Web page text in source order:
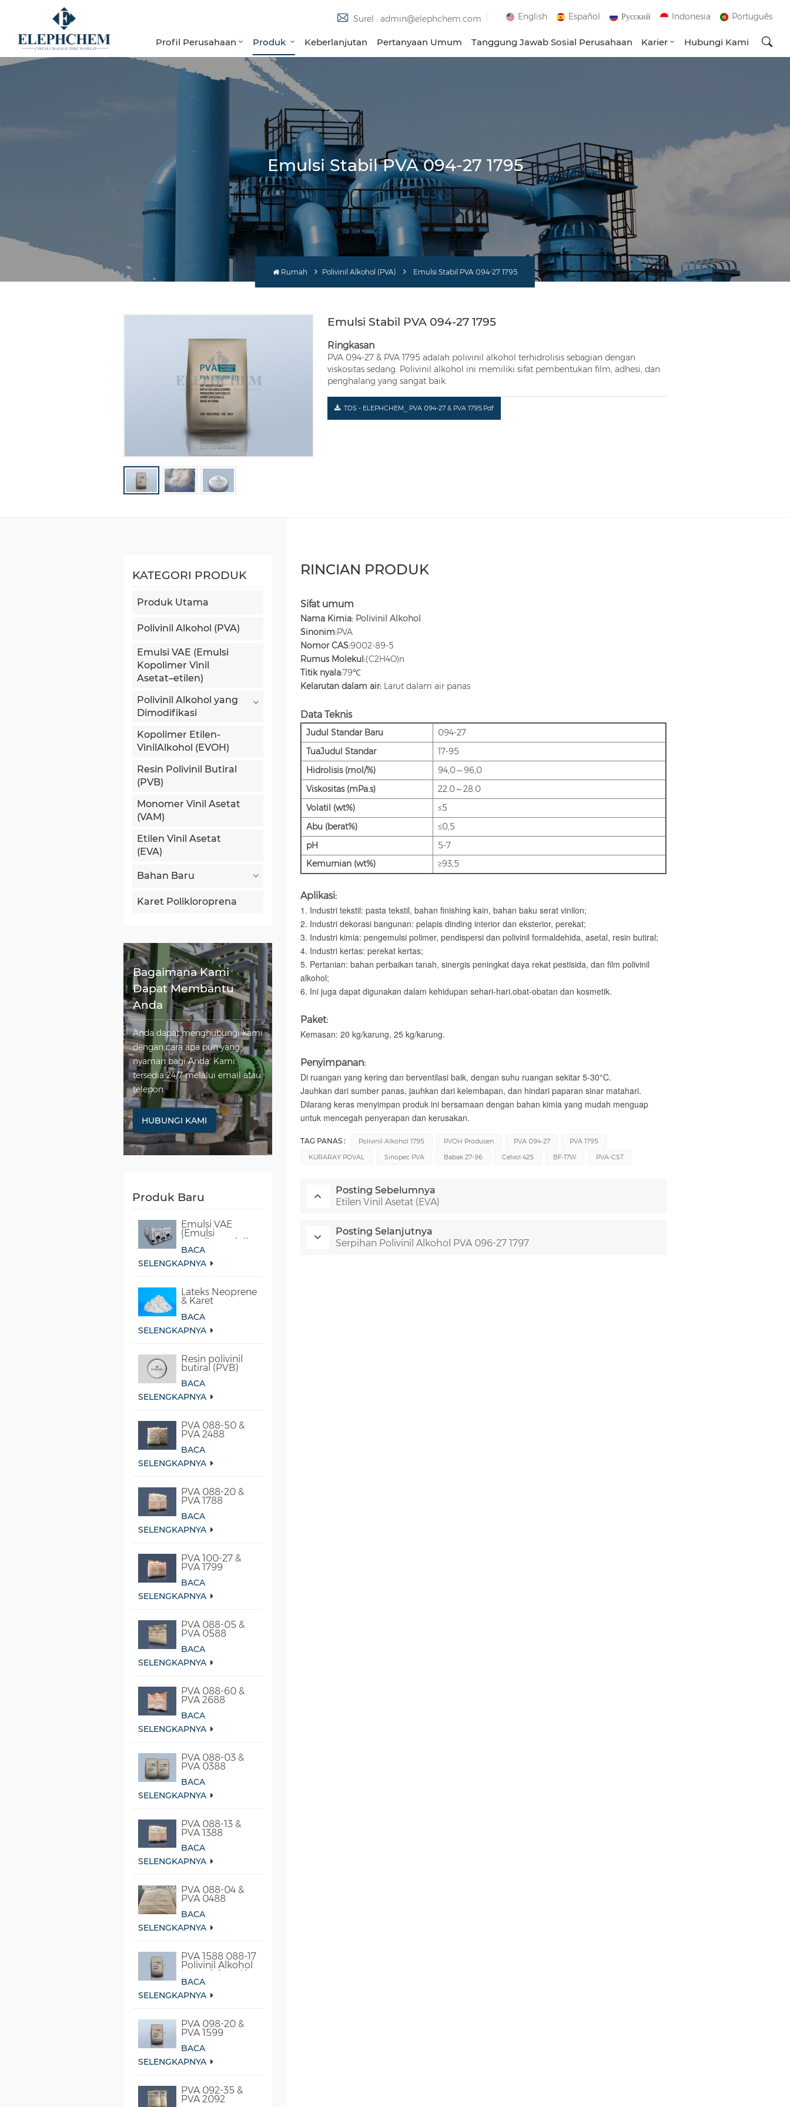
Surel : admin@elephchem.com English Español Русский Indonesia Português
Profil Perusahaan Produk Keberlanjutan Pertanyaan Umum Tanggung Jawab Sosial Perusahaan Karier Hubungi Kami
Emulsi Stabil PVA 094-27 1795
Rumah Polivinil Alkohol (PVA) Emulsi Stabil PVA 094-27 1795
Emulsi Stabil PVA 094-27 1795
Ringkasan
PVA 094-27 & PVA 1795 adalah polivinil alkohol terhidrolisis sebagian dengan
viskositas sedang. Polivinil alkohol ini memiliki sifat pembentukan film, adhesi, dan
penghalang yang sangat baik.
TDS - ELEPHCHEM_ PVA 094-27 & PVA 1795.pdf
KATEGORI PRODUK
Produk Utama
Polivinil Alkohol (PVA)
Emulsi VAE (Emulsi
Kopolimer Vinil
Asetat–etilen)
Polivinil Alkohol yang
Dimodifikasi
Kopolimer Etilen-
VinilAlkohol (EVOH)
Resin Polivinil Butiral
(PVB)
Monomer Vinil Asetat
(VAM)
Etilen Vinil Asetat
(EVA)
Bahan Baru
Karet Polikloroprena
Bagaimana Kami
Dapat Membantu
Anda
Anda dapat menghubungi kami
dengan cara apa pun yang
nyaman bagi Anda. Kami
tersedia 24/7 melalui email atau
telepon.
HUBUNGI KAMI
Produk Baru
Emulsi VAE
(Emulsi
kopolimer vinil
asetat-etilena)
BACA
SELENGKAPNYA
Lateks Neoprene
& Karet
kloroprena
Sintetis
BACA
SELENGKAPNYA
Resin polivinil
butiral (PVB)
BACA
SELENGKAPNYA
PVA 088-50 &
PVA 2488
BACA
SELENGKAPNYA
PVA 088-20 &
PVA 1788
BACA
SELENGKAPNYA
PVA 100-27 &
PVA 1799
BACA
SELENGKAPNYA
PVA 088-05 &
PVA 0588
BACA
SELENGKAPNYA
PVA 088-60 &
PVA 2688
BACA
SELENGKAPNYA
PVA 088-03 &
PVA 0388
BACA
SELENGKAPNYA
PVA 088-13 &
PVA 1388
BACA
SELENGKAPNYA
PVA 088-04 &
PVA 0488
BACA
SELENGKAPNYA
PVA 1588 088-17
Polivinil Alkohol
Larut dalam Air
Dingin
BACA
SELENGKAPNYA
PVA 098-20 &
PVA 1599
BACA
SELENGKAPNYA
PVA 092-35 &
PVA 2092
RINCIAN PRODUK
Sifat umum
Nama Kimia: Polivinil Alkohol
Sinonim:PVA
Nomor CAS:9002-89-5
Rumus Molekul:(C2H4O)n
Titik nyala:79℃
Kelarutan dalam air:Larut dalam air panas
Data Teknis
Judul Standar Baru
094-27
TuaJudul Standar
17-95
Hidrolisis (mol/%)
94,0～96,0
Viskositas (mPa.s)
22.0～28.0
Volatil (wt%)
≤5
Abu (berat%)
≤0,5
pH
5-7
Kemurnian (wt%)
≥93,5
Aplikasi:
1. Industri tekstil: pasta tekstil, bahan finishing kain, bahan baku serat vinilon;
2. Industri dekorasi bangunan: pelapis dinding interior dan eksterior, perekat;
3. Industri kimia: pengemulsi polimer, pendispersi dan polivinil formaldehida, asetal, resin butiral;
4. Industri kertas: perekat kertas;
5. Pertanian: bahan perbaikan tanah, sinergis peningkat daya rekat pestisida, dan film polivinil
alkohol;
6. Ini juga dapat digunakan dalam kehidupan sehari-hari.obat-obatan dan kosmetik.
Paket:
Kemasan: 20 kg/karung, 25 kg/karung.
Penyimpanan:
Di ruangan yang kering dan berventilasi baik, dengan suhu ruangan sekitar 5-30°C.
Jauhkan dari sumber panas, jauhkan dari kelembapan, dan hindari paparan sinar matahari.
Dilarang keras menyimpan produk ini bersamaan dengan bahan kimia yang mudah menguap
untuk mencegah penyerapan dan kerusakan.
TAG PANAS : Polivinil Alkohol 1795 PVOH Produsen PVA 094-27
PVA 1795
KURARAY POVAL
Sinopec PVA Babak 27-96 Celvol 425 BF-17W PVA-CST
Posting Sebelumnya
Etilen Vinil Asetat (EVA)
Posting Selanjutnya
Serpihan Polivinil Alkohol PVA 096-27 1797